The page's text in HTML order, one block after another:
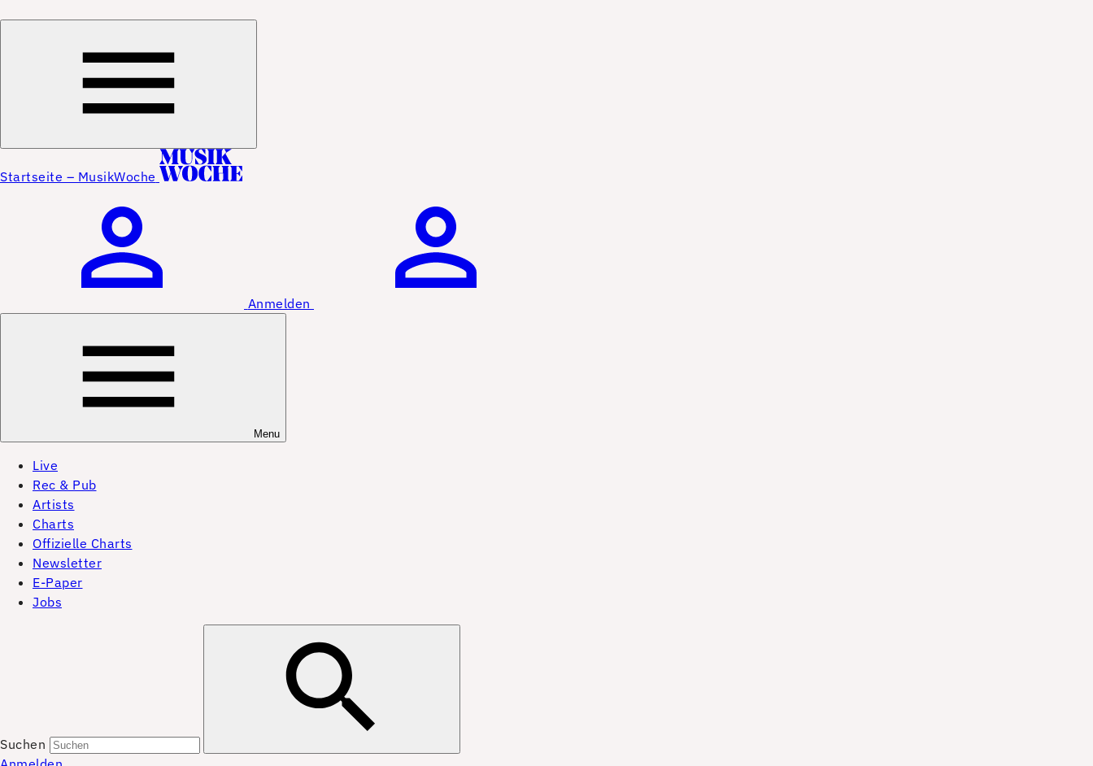
Startseite – MusikWoche
Anmelden
Menu
Live
Rec & Pub
Artists
Charts
Offizielle Charts
Newsletter
E-Paper
Jobs
Suchen